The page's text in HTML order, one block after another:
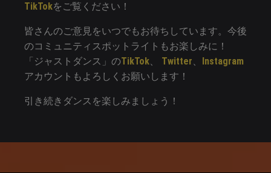
TikTokをご覧ください！
皆さんのご意見をいつでもお待ちしています。今後
のコミュニティスポットライトもお楽しみに！
「ジャストダンス」のTikTok Twitter
Instagram
アカウントもよろしくお願いします！
引き続きダンスを楽しみましょう！